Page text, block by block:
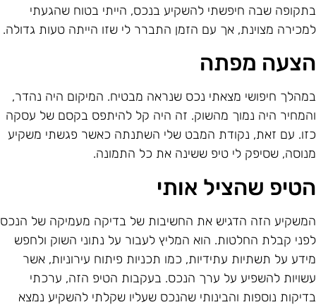
שבה חיפשתי להשקיע בנכס, הייתי בטוח שהגעתי
מצוינת, אך עם הזמן התברר לי שזו הייתה טעות גדולה.
מפתה
חיפושי מצאתי נכס שנראה מבטיח. המיקום היה נהדר,
היה נמוך מהשוק. זה היה קל להיתפס בקסם של עסקה
עם זאת, נקודת המבט שלי השתנתה כאשר פגשתי משקיע
שסיפק לי טיפ ששינה את כל התמונה.
שהציל אותי
הזה הדגיש את החשיבות של בדיקה מעמיקה של הנכס
קבלת החלטות. הוא המליץ לעבור על נתוני השוק ולחפש
על תשתיות עתידיות, כמו תכניות פיתוח עירוניות, אשר
להשפיע על ערך הנכס. בעקבות הטיפ הזה, ערכתי
נוספות והבינותי שהנכס שעליו שקלתי להשקיע נמצא